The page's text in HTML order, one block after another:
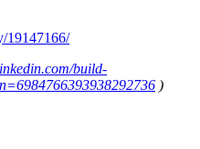
19147166/
build-
)